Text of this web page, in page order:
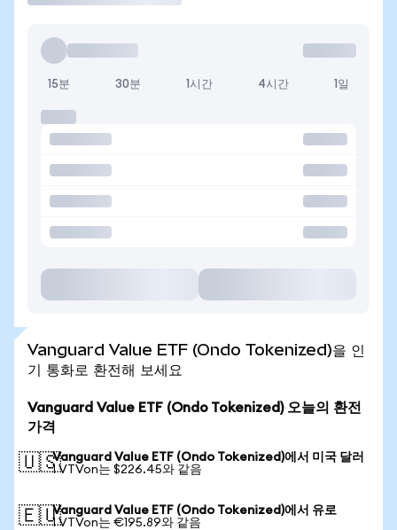
15분 30분 1시간 4시간 1일
Vanguard Value ETF (Ondo Tokenized)을 인
기 통화로 환전해 보세요
Vanguard Value ETF (Ondo Tokenized) 오늘의 환전
가격
🇺🇸Vanguard Value ETF (Ondo Tokenized)에서 미국 달러
1 VTVon는 $226.45와 같음
🇪🇺Vanguard Value ETF (Ondo Tokenized)에서 유로
1 VTVon는 €195.89와 같음